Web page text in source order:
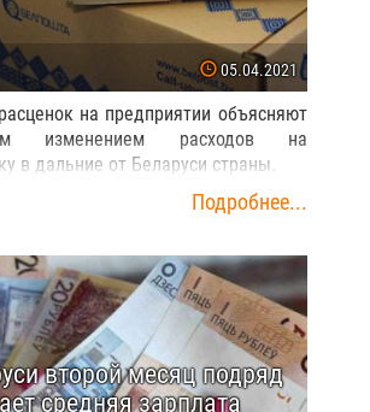
05.04.2021
на предприятии объясняют
изменением расходов на
в дальние от Беларуси страны.
Подробнее...
второй месяц подряд
средняя зарплата